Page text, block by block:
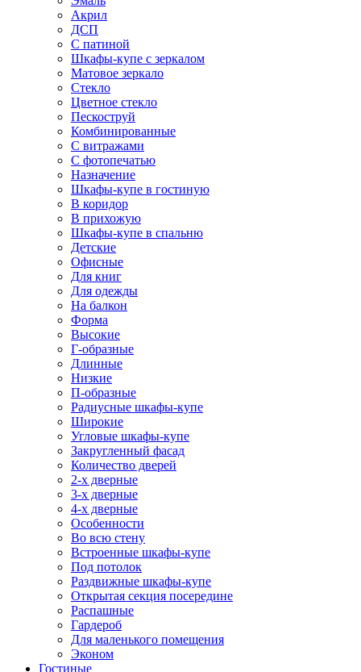
Акрил
ДСП
С патиной
Шкафы-купе с зеркалом
Матовое зеркало
Стекло
Цветное стекло
Пескоструй
Комбинированные
С витражами
С фотопечатью
Назначение
Шкафы-купе в гостиную
В коридор
В прихожую
Шкафы-купе в спальню
Детские
Офисные
Для книг
Для одежды
На балкон
Форма
Высокие
Г-образные
Длинные
Низкие
П-образные
Радиусные шкафы-купе
Широкие
Угловые шкафы-купе
Закругленный фасад
Количество дверей
2-х дверные
3-х дверные
4-х дверные
Особенности
Во всю стену
Встроенные шкафы-купе
Под потолок
Раздвижные шкафы-купе
Открытая секция посередине
Распашные
Гардероб
Для маленького помещения
Эконом
Гостиные